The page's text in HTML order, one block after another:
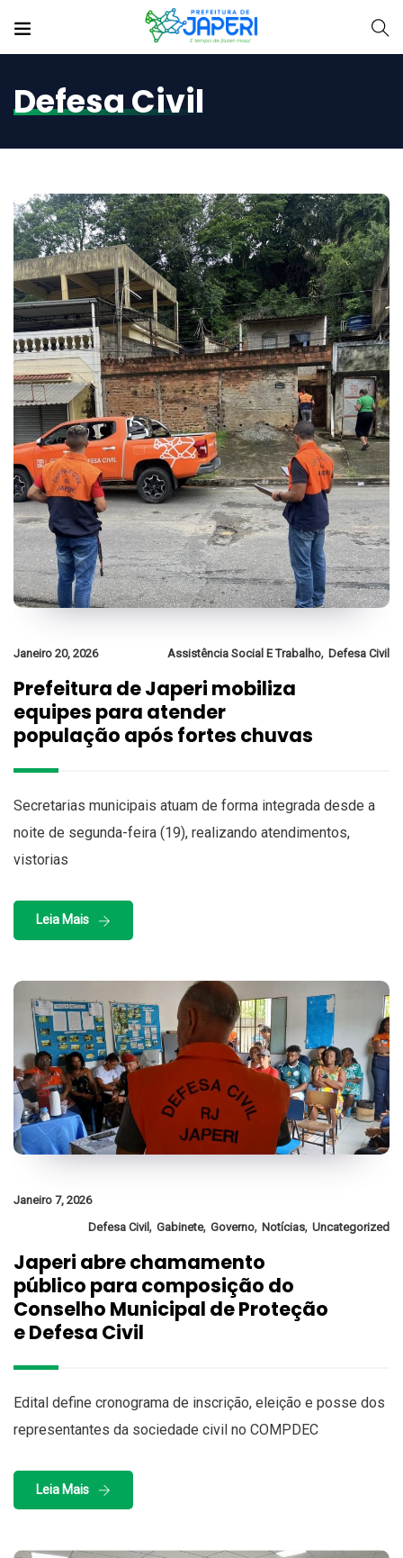
Defesa Civil
Janeiro 20, 2026 Assistência Social E Trabalho, Defesa Civil
Prefeitura de Japeri mobiliza
equipes para atender
população após fortes chuvas
Secretarias municipais atuam de forma integrada desde a
noite de segunda-feira (19), realizando atendimentos,
vistorias
Leia Mais
Janeiro 7, 2026
Defesa Civil , Gabinete, Governo, Notícias, Uncategorized
Japeri abre chamamento
público para composição do
Conselho Municipal de Proteção
e Defesa Civil
Edital define cronograma de inscrição, eleição e posse dos
representantes da sociedade civil no COMPDEC
Leia Mais